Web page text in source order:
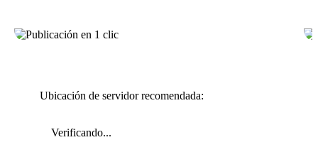
Ubicación de servidor recomendada:
Verificando...